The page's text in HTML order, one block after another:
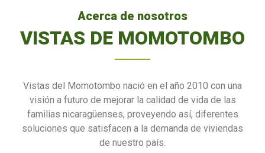
Acerca de nosotros
VISTAS DE MOMOTOMBO
Vistas del Momotombo nació en el año 2010 con una
visión a futuro de mejorar la calidad de vida de las
familias nicaragüenses, proveyendo así, diferentes
soluciones que satisfacen a la demanda de viviendas
de nuestro país.